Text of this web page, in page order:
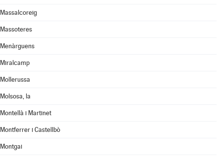
Massalcoreig
Massoteres
Menàrguens
Miralcamp
Mollerussa
Molsosa, la
Montellà i Martinet
Montferrer i Castellbò
Montgai